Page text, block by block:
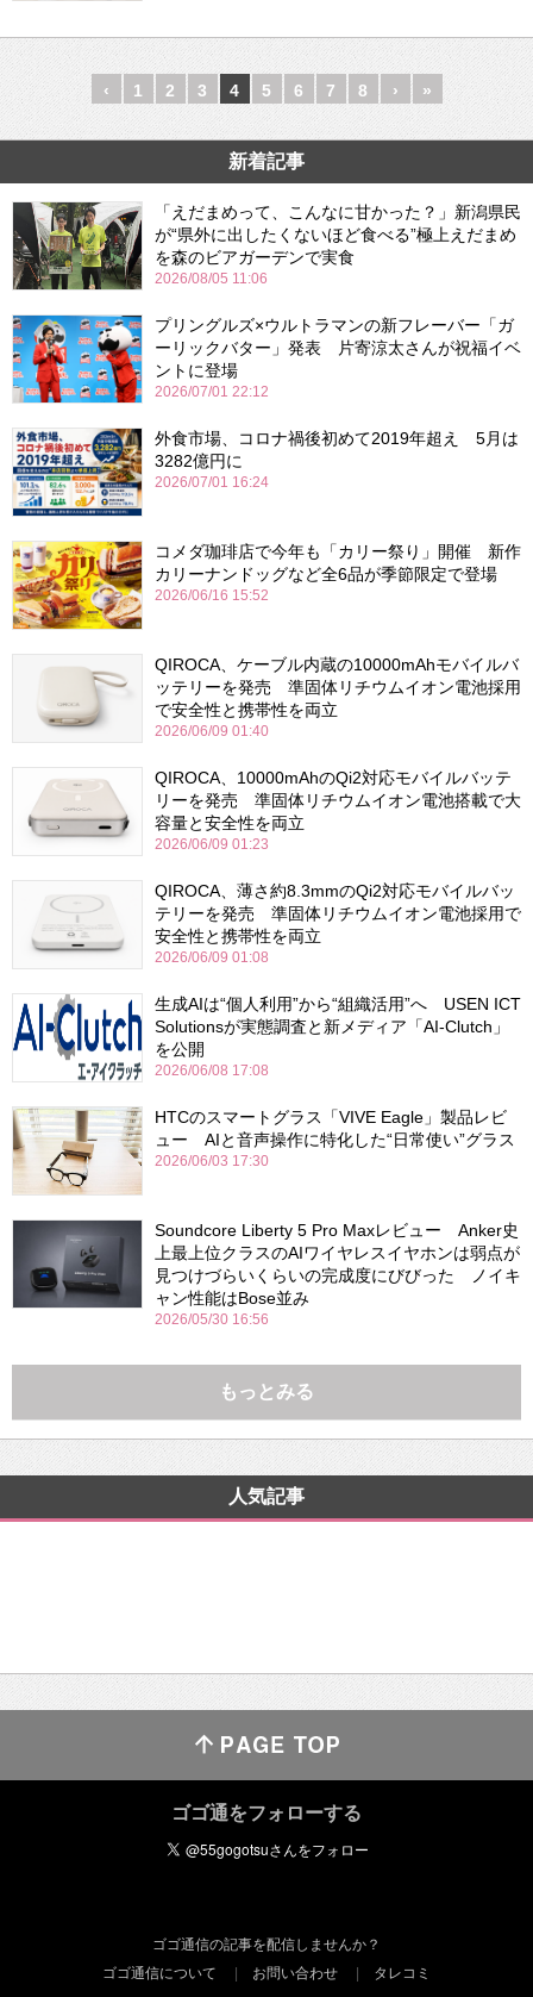
‹ 1 2 3 4 5 6 7 8 › »
新着記事
「えだまめって、こんなに甘かった？」新潟県民
が“県外に出したくないほど食べる”極上えだまめ
を森のビアガーデンで実食
2026/08/05 11:06
プリングルズ×ウルトラマンの新フレーバー「ガ
ーリックバター」発表 片寄涼太さんが祝福イベ
ントに登場
2026/07/01 22:12
外食市場、コロナ禍後初めて2019年超え 5月は
3282億円に
2026/07/01 16:24
コメダ珈琲店で今年も「カリー祭り」開催 新作
カリーナンドッグなど全6品が季節限定で登場
2026/06/16 15:52
QIROCA、ケーブル内蔵の10000mAhモバイルバ
ッテリーを発売 準固体リチウムイオン電池採用
で安全性と携帯性を両立
2026/06/09 01:40
QIROCA、10000mAhのQi2対応モバイルバッテ
リーを発売 準固体リチウムイオン電池搭載で大
容量と安全性を両立
2026/06/09 01:23
QIROCA、薄さ約8.3mmのQi2対応モバイルバッ
テリーを発売 準固体リチウムイオン電池採用で
安全性と携帯性を両立
2026/06/09 01:08
生成AIは“個人利用”から“組織活用”へ USEN ICT
Solutionsが実態調査と新メディア「AI-Clutch」
を公開
2026/06/08 17:08
HTCのスマートグラス「VIVE Eagle」製品レビ
ュー AIと音声操作に特化した“日常使い”グラス
2026/06/03 17:30
Soundcore Liberty 5 Pro Maxレビュー Anker史
上最上位クラスのAIワイヤレスイヤホンは弱点が
見つけづらいくらいの完成度にびびった ノイキ
ャン性能はBose並み
2026/05/30 16:56
もっとみる
人気記事
ゴゴ通をフォローする
ゴゴ通信の記事を配信しませんか？
ゴゴ通信について
お問い合わせ
タレコミ